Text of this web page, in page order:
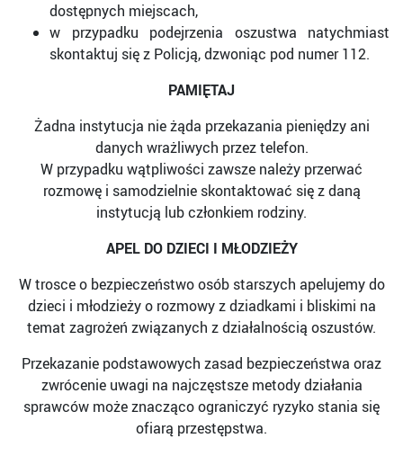
dostępnych miejscach,
w przypadku podejrzenia oszustwa natychmiast
skontaktuj się z Policją, dzwoniąc pod numer 112.
PAMIĘTAJ
Żadna instytucja nie żąda przekazania pieniędzy ani
danych wrażliwych przez telefon.
W przypadku wątpliwości zawsze należy przerwać
rozmowę i samodzielnie skontaktować się z daną
instytucją lub członkiem rodziny.
APEL DO DZIECI I MŁODZIEŻY
W trosce o bezpieczeństwo osób starszych apelujemy do
dzieci i młodzieży o rozmowy z dziadkami i bliskimi na
temat zagrożeń związanych z działalnością oszustów.
Przekazanie podstawowych zasad bezpieczeństwa oraz
zwrócenie uwagi na najczęstsze metody działania
sprawców może znacząco ograniczyć ryzyko stania się
ofiarą przestępstwa.